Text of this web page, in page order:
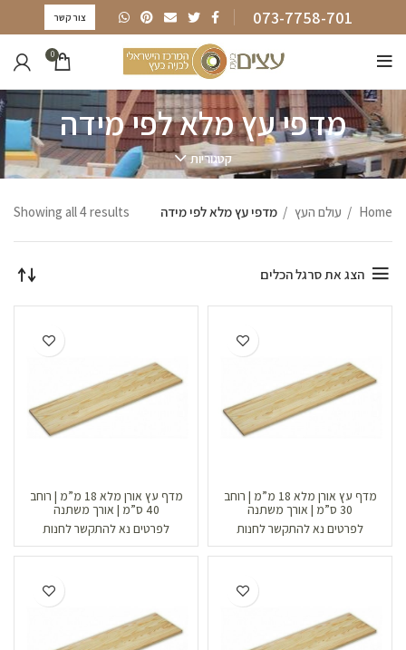
073-7758-701 צור קשר
0
מדפי עץ מלא לפי מידה
קטגוריות
Home עולם העץ מדפי עץ מלא לפי מידה Showing all 4 results
הצג את סרגל הכלים
מדף עץ אורן מלא 18 מ”מ | רוחב
30 ס”מ | אורך משתנה
לפרטים נא להתקשר לחנות
מדף עץ אורן מלא 18 מ”מ | רוחב
40 ס”מ | אורך משתנה
לפרטים נא להתקשר לחנות